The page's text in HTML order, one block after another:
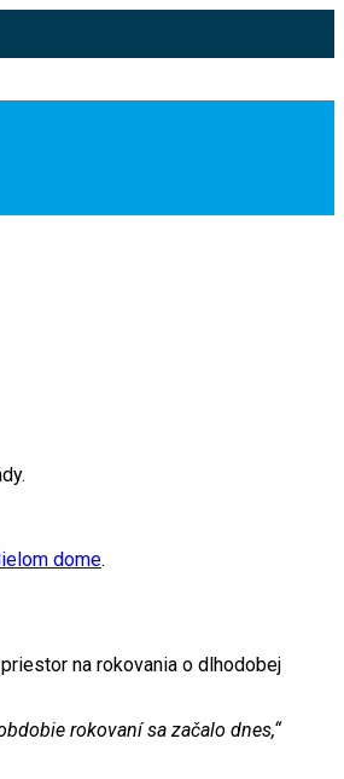
dome.
na rokovania o dlhodobej
rokovaní sa začalo dnes,“